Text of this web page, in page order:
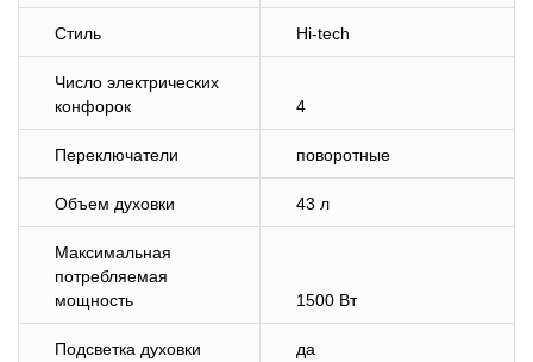
Стиль Hi-tech
Число электрических
конфорок
4
Переключатели поворотные
Объем духовки 43 л
Максимальная
потребляемая
мощность
1500 Вт
Подсветка духовки да